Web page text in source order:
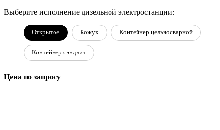
Выберите исполнение дизельной электростанции:
Открытое Кожух Контейнер цельносварной
Контейнер сэндвич
Цена по запросу